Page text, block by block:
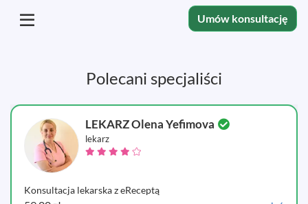
Umów konsultację
Polecani specjaliści
LEKARZ Olena Yefimova
lekarz
Konsultacja lekarska z eReceptą